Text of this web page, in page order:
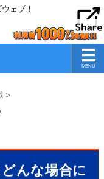
ェブ！
>
んな場合に